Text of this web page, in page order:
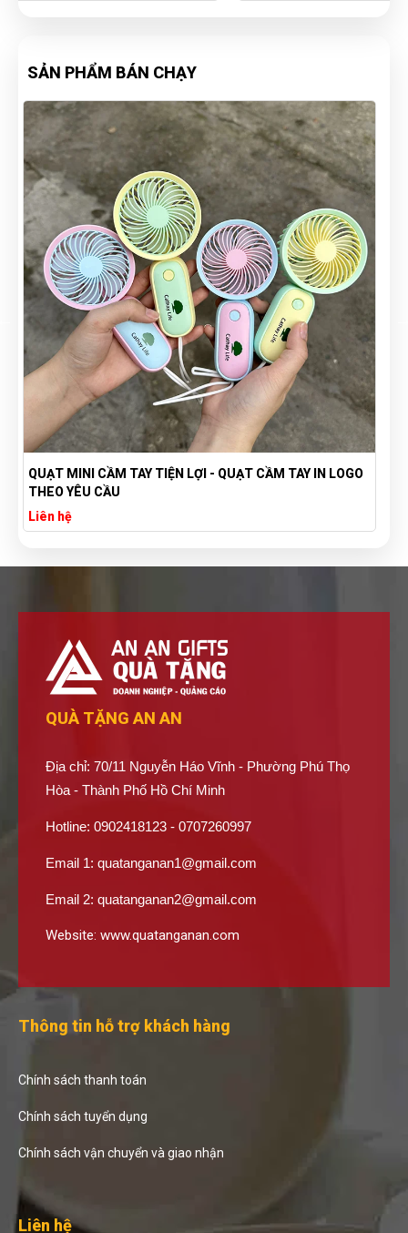
SẢN PHẨM BÁN CHẠY
TÚI VẢI BỐ CANVAS IN LOGO THEO YÊU CẦU GIÁ RẺ -
XƯỞNG SẢN XUẤT TÚI VẢI CANVAS
Liên hệ
QUÀ TẶNG AN AN
Địa chỉ: 70/11 Nguyễn Háo Vĩnh - Phường Phú Thọ
Hòa - Thành Phố Hồ Chí Minh
Hotline: 0902418123 - 0707260997
Email 1: quatanganan1@gmail.com
Email 2: quatanganan2@gmail.com
Website: www.quatanganan.com
Thông tin hỗ trợ khách hàng
Chính sách thanh toán
Chính sách tuyển dụng
Chính sách vận chuyển và giao nhận
Liên hệ